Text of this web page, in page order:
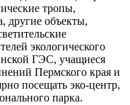
тропы,
другие объекты,
экологического
ГЭС, учащиеся
Пермского края и
посещать эко-центр,
парка.